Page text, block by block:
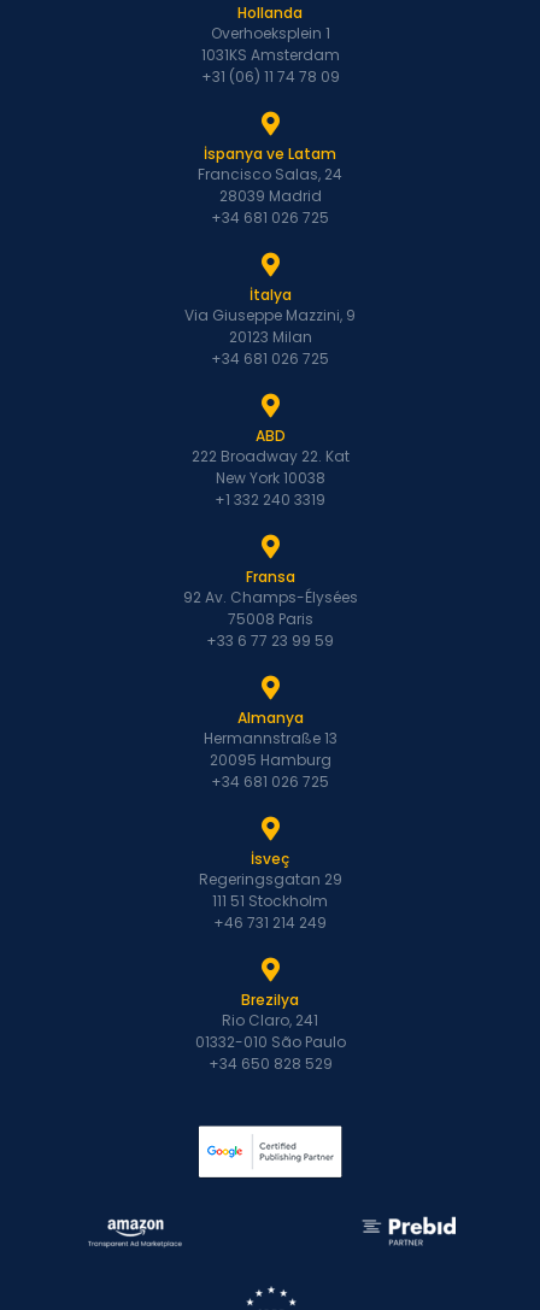
Hollanda
Overhoeksplein 1
1031KS Amsterdam
+31 (06) 11 74 78 09
İspanya ve Latam
Francisco Salas, 24
28039 Madrid
+34 681 026 725
İtalya
Via Giuseppe Mazzini, 9
20123 Milan
+34 681 026 725
ABD
222 Broadway 22. Kat
New York 10038
+1 332 240 3319
Fransa
92 Av. Champs-Élysées
75008 Paris
+33 6 77 23 99 59
Almanya
Hermannstraße 13
20095 Hamburg
+34 681 026 725
İsveç
Regeringsgatan 29
111 51 Stockholm
+46 731 214 249
Brezilya
Rio Claro, 241
01332-010 São Paulo
+34 650 828 529